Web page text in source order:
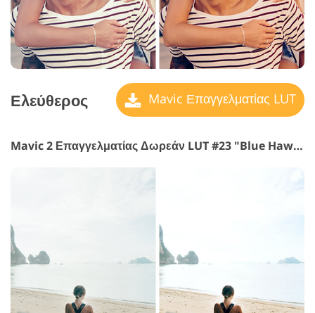
Ελεύθερος Mavic Επαγγελματίας LUT
Mavic 2 Επαγγελματίας Δωρεάν LUT #23 "Blue Hawaiian"